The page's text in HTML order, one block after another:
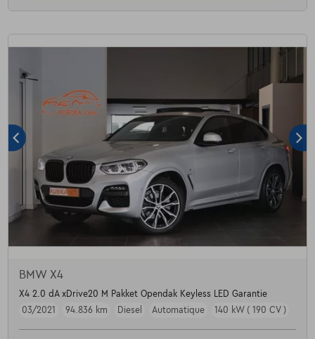
BMW X4
X4 2.0 dA xDrive20 M Pakket Opendak Keyless LED Garantie
03/2021
94.836 km Diesel Automatique 140 kW ( 190 CV )